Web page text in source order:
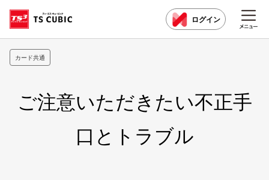
ログイン
カード共通
ご注意いただきたい不正手
口とトラブル